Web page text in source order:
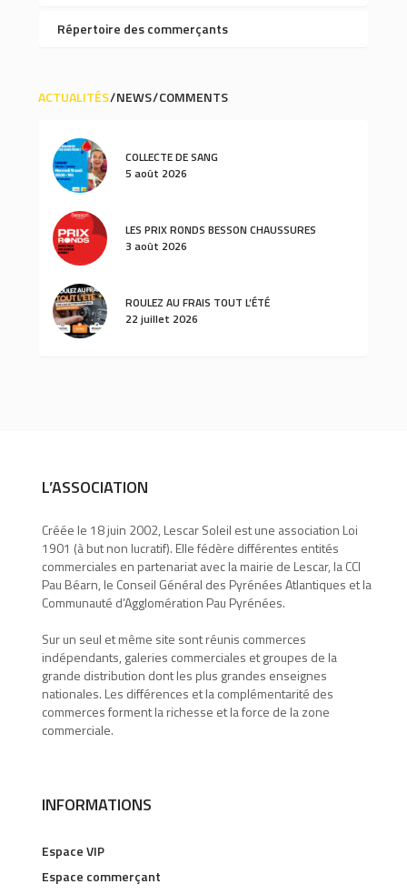
Répertoire des commerçants
ACTUALITÉS NEWS COMMENTS
COLLECTE DE SANG
5 août 2026
LES PRIX RONDS BESSON CHAUSSURES
3 août 2026
ROULEZ AU FRAIS TOUT L’ÉTÉ
22 juillet 2026
L’ASSOCIATION
Créée le 18 juin 2002, Lescar Soleil est une association Loi
1901 (à but non lucratif). Elle fédère différentes entités
commerciales en partenariat avec la mairie de Lescar, la CCI
Pau Béarn, le Conseil Général des Pyrénées Atlantiques et la
Communauté d’Agglomération Pau Pyrénées.
Sur un seul et même site sont réunis commerces
indépendants, galeries commerciales et groupes de la
grande distribution dont les plus grandes enseignes
nationales. Les différences et la complémentarité des
commerces forment la richesse et la force de la zone
commerciale.
INFORMATIONS
Espace VIP
Espace commerçant